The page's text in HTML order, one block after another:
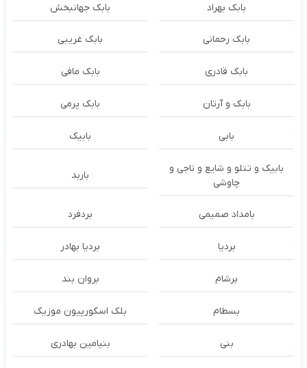
بابک بهراد بابک جهانبخش
بابک رحمانی بابک غریبی
بابک قادری بابک مافی
بابک و آرتان بابک پرمی
بابی بابیک
بابیک و تتلو و شایع و ناجی و
چاوشی
باربد
بامداد صمیمی بردفرد
بردیا بردیا بهادر
برشام بروان بند
بسطام بلک اسکورپیون موزیک
بنی بنیامین بهادری